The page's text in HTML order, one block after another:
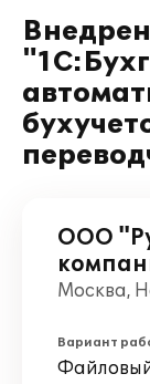
ООО
Москва,
Вариант